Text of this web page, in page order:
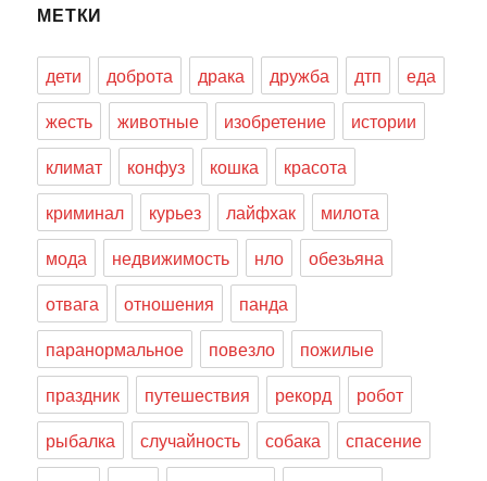
МЕТКИ
дети доброта драка дружба дтп
еда
жесть
животные изобретение
истории
климат
конфуз кошка
красота
криминал
курьез лайфхак
милота
мода
недвижимость нло
обезьяна
отвага
отношения
панда
паранормальное
повезло
пожилые
праздник
путешествия рекорд
робот
рыбалка
случайность собака
спасение